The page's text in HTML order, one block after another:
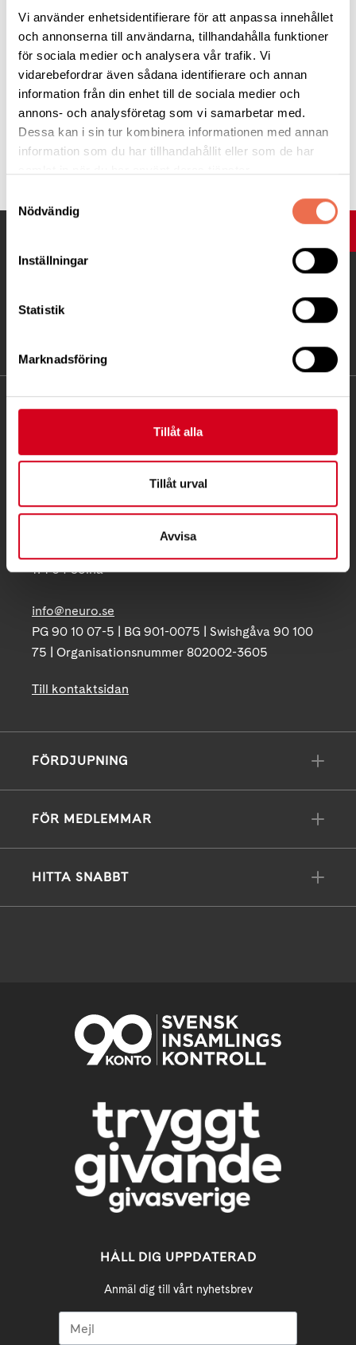
Vi använder enhetsidentifierare för att anpassa innehållet
och annonserna till användarna, tillhandahålla funktioner
för sociala medier och analysera vår trafik. Vi
vidarebefordrar även sådana identifierare och annan
information från din enhet till de sociala medier och
annons- och analysföretag som vi samarbetar med.
Dessa kan i sin tur kombinera informationen med annan
information som du har tillhandahållit eller som de har
Nödvändig
Inställningar
Statistik
Marknadsföring
Tillåt alla
Tillåt urval
Avvisa
Hela programmet
Tipsa
Ågatan 12 C, 172 62 Sundbyberg
08-677 70 10
171 04 Solna
info@neuro.se
PG 90 10 07-5 | BG 901-0075 | Swishgåva 90 100
75 | Organisationsnummer 802002-3605
Till kontaktsidan
FÖRDJUPNING
FÖR MEDLEMMAR
HITTA SNABBT
HÅLL DIG UPPDATERAD
Anmäl dig till vårt nyhetsbrev